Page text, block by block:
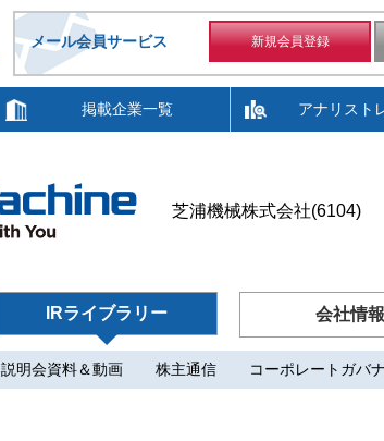
メール会員サービス 新規会員登録
掲載企業一覧 アナリスト
芝浦機械株式会社(6104)
IRライブラリー 会社情報
説明会資料＆動画 株主通信 コーポレートガバ